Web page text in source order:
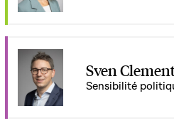
Sven
Sensibilité